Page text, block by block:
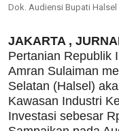
Dok. Audiensi Bupati Halsel
JAKARTA ,
Pertanian Republik
Amran Sulaiman
Selatan (Halsel)
Kawasan Industri
Investasi sebesar